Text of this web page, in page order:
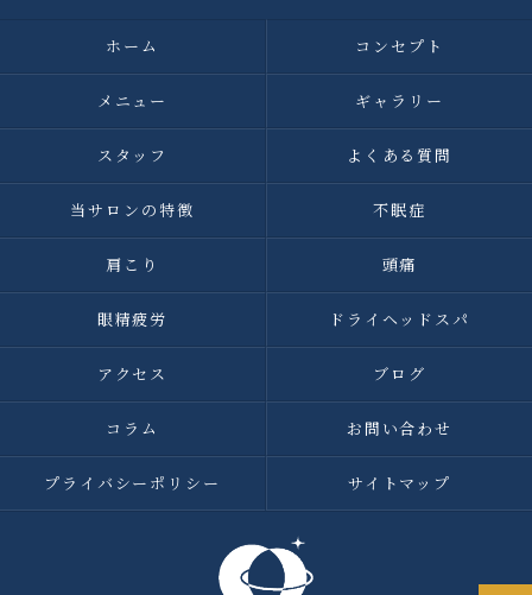
ホーム コンセプト
メニュー ギャラリー
スタッフ よくある質問
当サロンの特徴 不眠症
肩こり 頭痛
眼精疲労 ドライヘッドスパ
アクセス ブログ
コラム お問い合わせ
プライバシーポリシー サイトマップ